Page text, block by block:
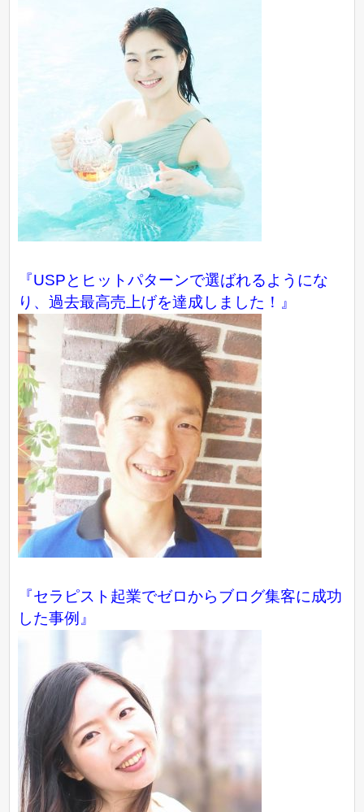
『USPとヒットパターンで選ばれるようにな
り、過去最高売上げを達成しました！』
『セラピスト起業でゼロからブログ集客に成功
した事例 』